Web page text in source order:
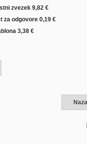
zvezek 9,82 €
za odgovore 0,19 €
3,38 €